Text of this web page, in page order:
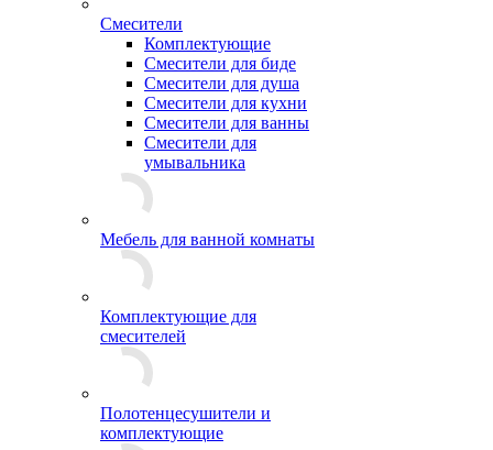
Смесители
Комплектующие
Смесители для биде
Смесители для душа
Смесители для кухни
Смесители для ванны
Смесители для
умывальника
Мебель для ванной комнаты
Комплектующие для
смесителей
Полотенцесушители и
комплектующие